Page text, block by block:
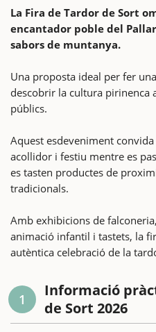
La Fira de Tardor de Sort
encantador poble del
sabors de muntanya.
Una proposta ideal per fer
descobrir la cultura pirinenca
públics.
Aquest esdeveniment
acollidor i festiu mentre es
es tasten productes de
tradicionals.
Amb exhibicions de
animació infantil i tastets, la
autèntica celebració de la
1
Informació
de Sort 2026